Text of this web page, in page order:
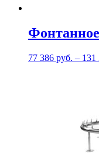
77 386 руб. – 131